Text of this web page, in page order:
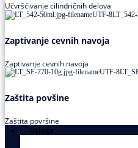
Učvršćivanje cilindričnih delova
Zaptivanje cevnih navoja
Zaptivanje cevnih navoja
Zaštita povšine
Zaštita površine
Usluge